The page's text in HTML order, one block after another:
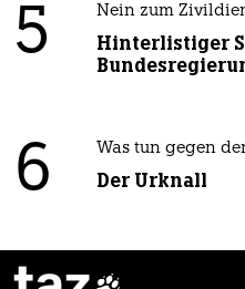
5 Nein zum
Hinterlistiger
6 Was tun gegen
Der Urknall